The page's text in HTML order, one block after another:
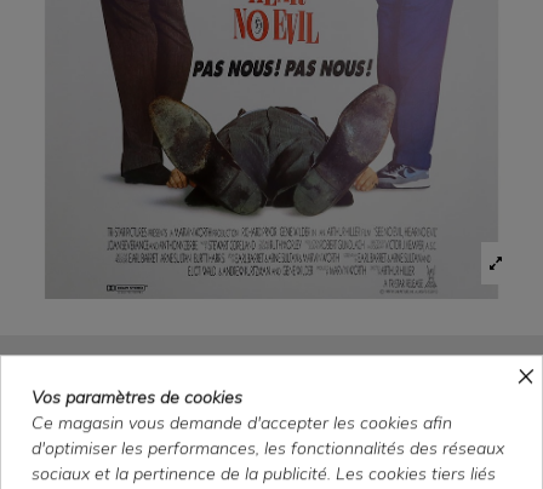
Pas nous, pas nous -
40x60 cm - roulée
Affiche Belge Originale
×
Vos paramètres de cookies
Ce magasin vous demande d'accepter les cookies afin
d'optimiser les performances, les fonctionnalités des réseaux
sociaux et la pertinence de la publicité. Les cookies tiers liés